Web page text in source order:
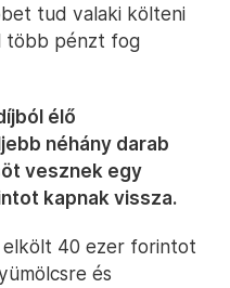
tud valaki költeni
több pénzt fog
élő
néhány darab
vesznek egy
kapnak vissza.
elkölt 40 ezer forintot
és